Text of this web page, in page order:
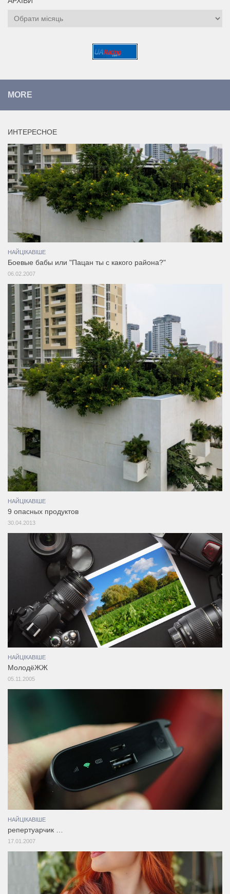
Архіви
MORE
ИНТЕРЕСНОЕ
НАЙЦІКАВІШЕ
Боевые бабы или "Пацан ты с какого района?"
06.02.2007
НАЙЦІКАВІШЕ
9 опасных продуктов
30.04.2013
НАЙЦІКАВІШЕ
МолодёЖЖ
05.11.2005
НАЙЦІКАВІШЕ
репертуарчик …
17.01.2007